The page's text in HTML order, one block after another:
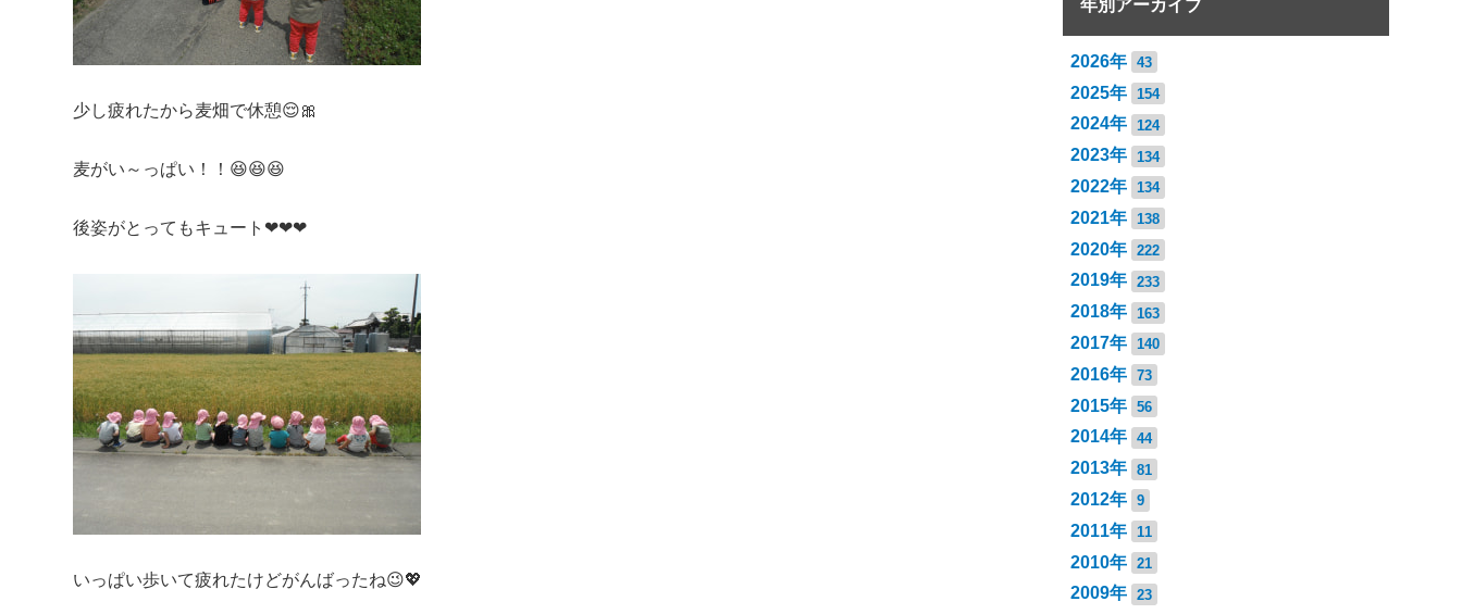
少し疲れたから麦畑で休憩😌🎀
麦がい～っぱい！！😆😆😆
後姿がとってもキュート❤❤❤
いっぱい歩いて疲れたけどがんばったね😉💖
年別アーカイブ
2026年 43
2025年 154
2024年 124
2023年 134
2022年 134
2021年 138
2020年 222
2019年 233
2018年 163
2017年 140
2016年 73
2015年 56
2014年 44
2013年 81
2012年 9
2011年 11
2010年 21
2009年 23